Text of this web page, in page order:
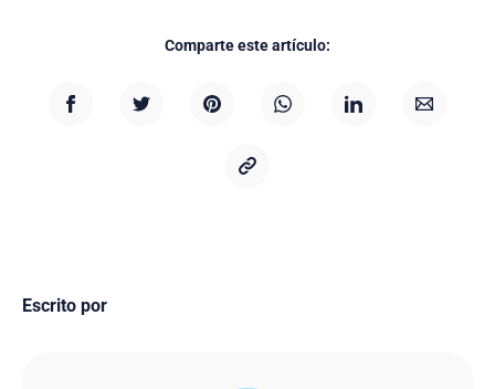
Comparte este artículo:
Escrito por